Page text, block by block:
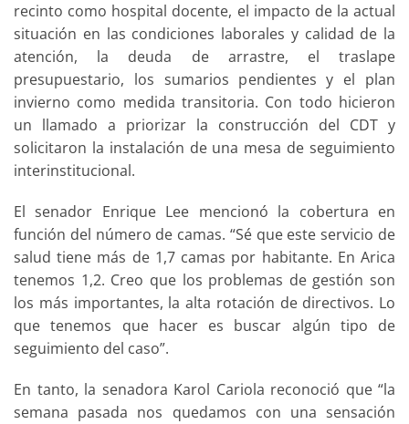
recinto como hospital docente, el impacto de la actual
situación en las condiciones laborales y calidad de la
atención, la deuda de arrastre, el traslape
presupuestario, los sumarios pendientes y el plan
invierno como medida transitoria. Con todo hicieron
un llamado a priorizar la construcción del CDT y
solicitaron la instalación de una mesa de seguimiento
interinstitucional.
El senador Enrique Lee mencionó la cobertura en
función del número de camas. “Sé que este servicio de
salud tiene más de 1,7 camas por habitante. En Arica
tenemos 1,2. Creo que los problemas de gestión son
los más importantes, la alta rotación de directivos. Lo
que tenemos que hacer es buscar algún tipo de
seguimiento del caso”.
En tanto, la senadora Karol Cariola reconoció que “la
semana pasada nos quedamos con una sensación